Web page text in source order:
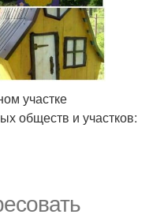
участке
обществ и участков: